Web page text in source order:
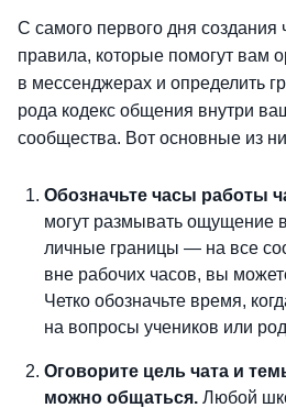
С самого первого дня создания
правила, которые помогут вам
в мессенджерах и определить
рода кодекс общения внутри
сообщества. Вот основные из
Обозначьте часы работы
могут размывать ощущение
личные границы — на все
вне рабочих часов, вы
Четко обозначьте время,
на вопросы учеников или
Оговорите цель чата и
можно общаться. Любой